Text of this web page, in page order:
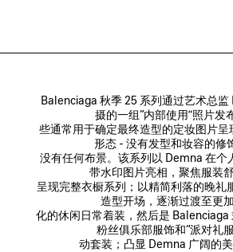
Balenciaga 秋季 25 系列通过艺术总监
摄的一组“内部使用”照片发
些通常用于确定最终造型的定妆图片呈
形态 - 没有发型和妆容的修
没有任何布景。该系列以 Demna 在个
带水印图片亮相，聚焦服装
呈现完整衣橱系列；以精简利落的晚礼
造型开场，逐渐过渡至更
化的休闲日常着装，然后是 Balenciaga
粉丝俱乐部服饰和“派对礼
动套装；凸显 Demna 广阔的美